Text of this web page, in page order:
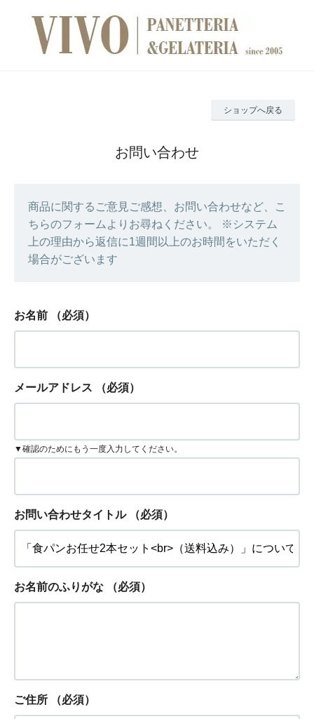
ショップへ戻る
お問い合わせ
商品に関するご意見ご感想、お問い合わせなど、こ
ちらのフォームよりお尋ねください。 ※システム
上の理由から返信に1週間以上のお時間をいただく
場合がございます
お名前 （必須）
メールアドレス （必須）
▼確認のためにもう一度入力してください。
お問い合わせタイトル （必須）
お名前のふりがな （必須）
ご住所 （必須）